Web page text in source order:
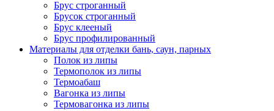
Брус строганный
Брусок строганный
Брус клееный
Брус профилированный
Материалы для отделки бань, саун, парных
Полок из липы
Термополок из липы
Термоабаш
Вагонка из липы
Термовагонка из липы